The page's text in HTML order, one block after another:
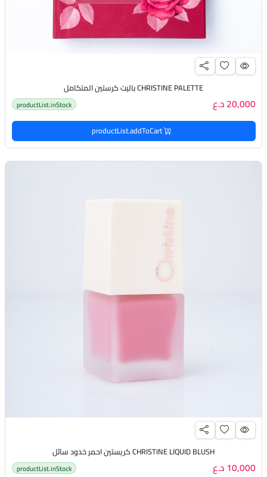
CHRISTINE PALETTE باليت كرستين المتكامل
20,000 د.ع productList.inStock
productList.addToCart
CHRISTINE LIQUID BLUSH كريستين احمر خدود سائل
10,000 د.ع productList.inStock